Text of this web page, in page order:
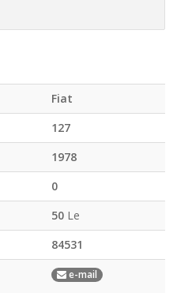
Fiat
127
1978
0
50 Le
84531
e-mail